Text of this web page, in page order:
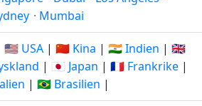
· Mumbai
🇺🇸 USA | 🇨🇳 Kina | 🇮🇳 Indien | 🇬🇧
| 🇯🇵 Japan | 🇫🇷 Frankrike |
| 🇧🇷 Brasilien |